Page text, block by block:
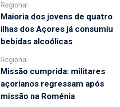
Regional
Maioria dos jovens de quatro
ilhas dos Açores já consumiu
bebidas alcoólicas
Regional
Missão cumprida: militares
açorianos regressam após
missão na Roménia